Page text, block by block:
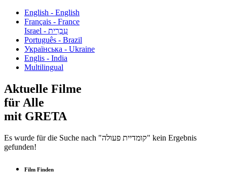
English - English
Français - France
עִבְרִית - Israel
Português - Brazil
Українська - Ukraine
Englis - India
Multilingual
Aktuelle Filme
für Alle
mit GRETA
Es wurde für die Suche nach "קומדיית פעולה" kein Ergebnis
gefunden!
Film Finden